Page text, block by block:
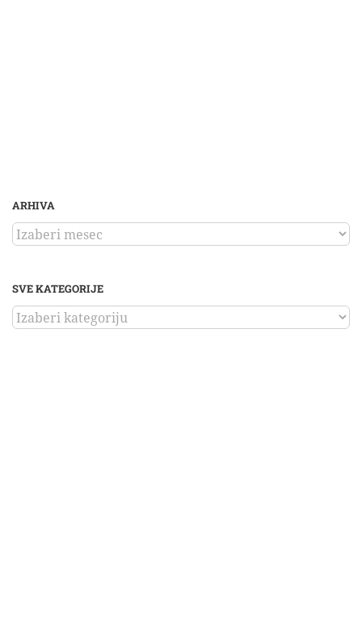
ARHIVA
ARHIVA
SVE KATEGORIJE
SVE
KATEGORIJE